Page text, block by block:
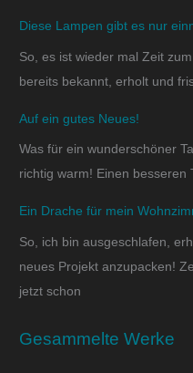
Diese Lampen gibt es nur
So, es ist wieder mal Zeit
bereits bekannt, erholt und
Auf ein gutes Neues!
Was für ein wunderschöner
richtig warm! Einen besseren
Ein Drache für mein
So, ich bin ausgeschlafen,
neues Projekt anzupacken!
jetzt schon
Gesammelte Werke